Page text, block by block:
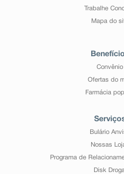
Trabalhe
Mapa do
Convênio
Ofertas do
Farmácia
Bulário
Nossas
Programa de
Disk